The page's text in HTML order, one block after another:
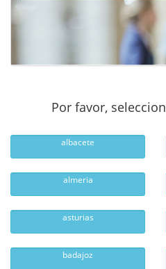
Por favor,
albacete
almeria
asturias
badajoz